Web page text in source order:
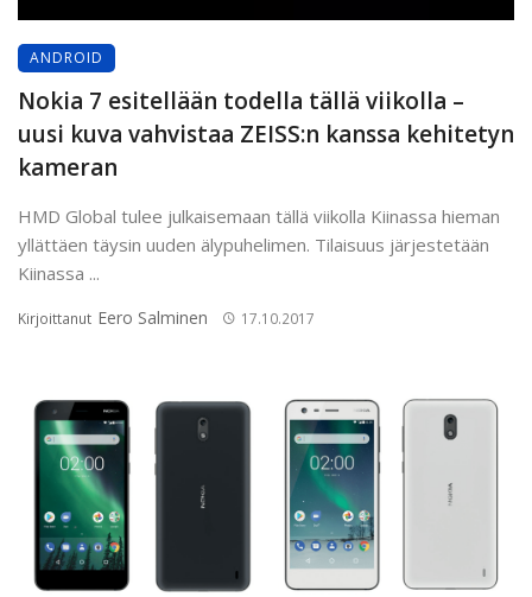
ANDROID
Nokia 7 esitellään todella tällä viikolla –
uusi kuva vahvistaa ZEISS:n kanssa kehitetyn
kameran
HMD Global tulee julkaisemaan tällä viikolla Kiinassa hieman
yllättäen täysin uuden älypuhelimen. Tilaisuus järjestetään
Kiinassa ...
Kirjoittanut Eero Salminen 17.10.2017